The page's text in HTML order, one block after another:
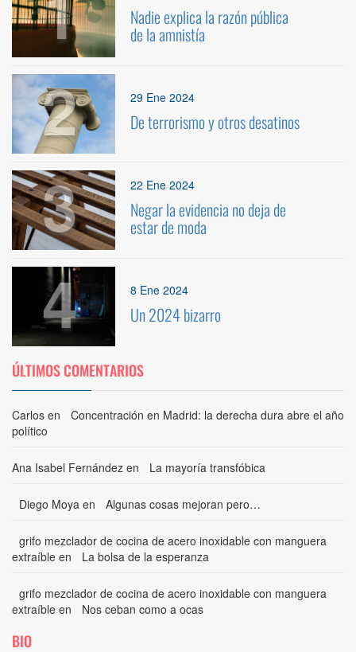
Nadie explica la razón pública
de la amnistía
2 29 Ene 2024
De terrorismo y otros desatinos
3 22 Ene 2024
Negar la evidencia no deja de
estar de moda
4 8 Ene 2024
Un 2024 bizarro
ÚLTIMOS COMENTARIOS
Carlos en
Concentración en Madrid: la derecha dura abre el año
político
Ana Isabel Fernández en La mayoría transfóbica
Diego Moya en Algunas cosas mejoran pero…
grifo mezclador de cocina de acero inoxidable con manguera
extraíble en La bolsa de la esperanza
grifo mezclador de cocina de acero inoxidable con manguera
extraíble en Nos ceban como a ocas
BIO